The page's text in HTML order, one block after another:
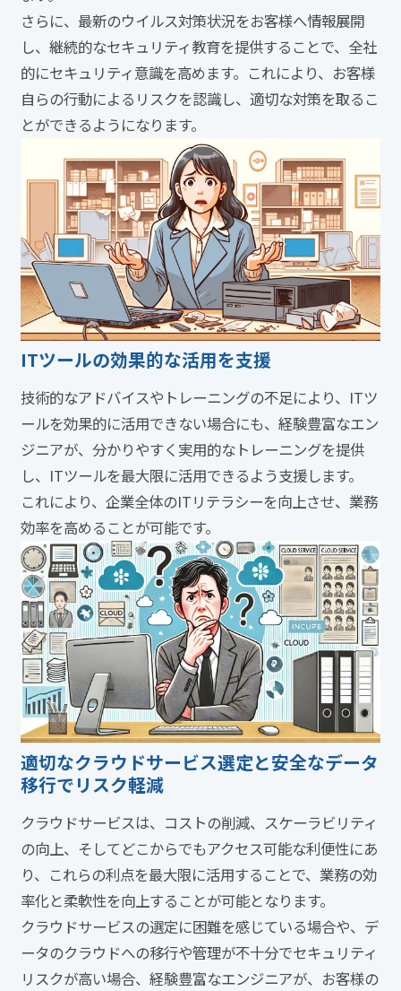
さらに、最新のウイルス対策状況をお客様へ情報展開
し、継続的なセキュリティ教育を提供することで、全社
的にセキュリティ意識を高めます。これにより、お客様
自らの行動によるリスクを認識し、適切な対策を取るこ
とができるようになります。
ITツールの効果的な活用を支援
技術的なアドバイスやトレーニングの不足により、ITツ
ールを効果的に活用できない場合にも、経験豊富なエン
ジニアが、分かりやすく実用的なトレーニングを提供
し、ITツールを最大限に活用できるよう支援します。
これにより、企業全体のITリテラシーを向上させ、業務
効率を高めることが可能です。
適切なクラウドサービス選定と安全なデータ
移行でリスク軽減
クラウドサービスは、コストの削減、スケーラビリティ
の向上、そしてどこからでもアクセス可能な利便性にあ
り、これらの利点を最大限に活用することで、業務の効
率化と柔軟性を向上することが可能となります。
クラウドサービスの選定に困難を感じている場合や、デ
ータのクラウドへの移行や管理が不十分でセキュリティ
リスクが高い場合、経験豊富なエンジニアが、お客様の